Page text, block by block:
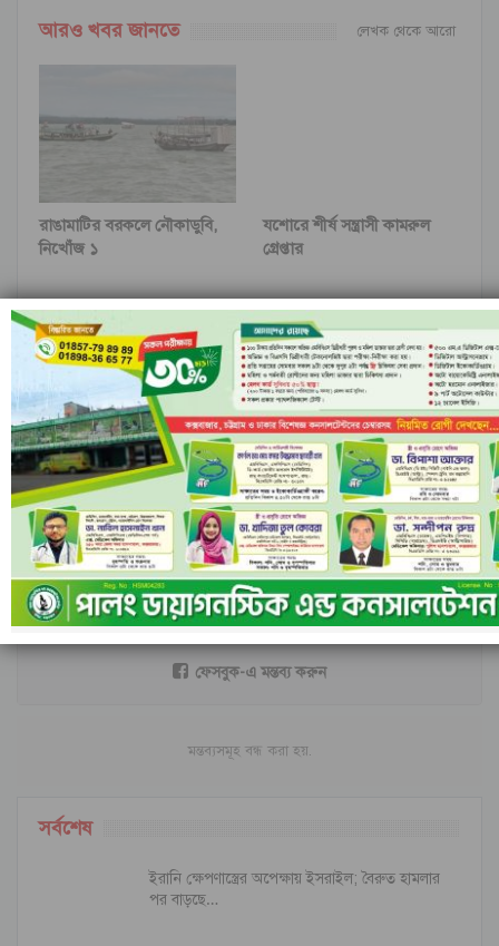
আরও খবর জানতে লেখক থেকে আরো
রাঙামাটির বরকলে নৌকাডুবি,
নিখোঁজ ১
যশোরে শীর্ষ সন্ত্রাসী কামরুল
গ্রেপ্তার
ভোট কারচুপি অভিযোগ
এলডিপির
সিলেট-২ আসনে ইলিয়াসপত্নী
লুনা বিজয়ী
আগের পরবর্তী
মন্তব্য
ফেসবুক-এ মন্তব্য করুন
মন্তব্যসমূহ বন্ধ করা হয়.
সর্বশেষ
ইরানি ক্ষেপণাস্ত্রের অপেক্ষায় ইসরাইল; বৈরুত হামলার
পর বাড়ছে…